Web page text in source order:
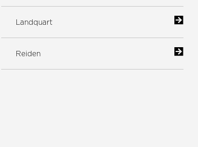
Landquart
Reiden